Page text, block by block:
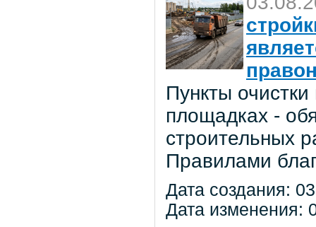
Пункты
площадках -
строительных
Правилами
Дата создания:
Дата изменения: